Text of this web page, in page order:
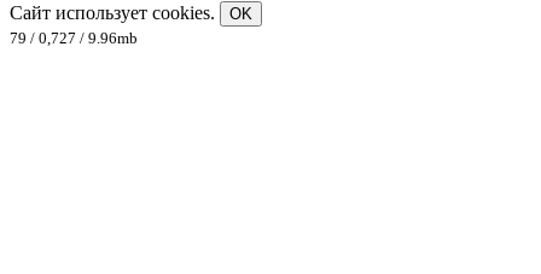
Сайт использует cookies.
OK
79 / 0,727 / 9.96mb